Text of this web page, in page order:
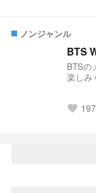
ノンジャンル
BTS
BTSの
楽しみください ーーーー
favorite 197